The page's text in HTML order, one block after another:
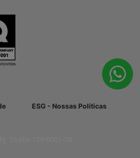
ESG - Nossas Políticas